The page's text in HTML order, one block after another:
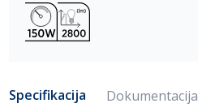
Specifikacija Dokumentacija